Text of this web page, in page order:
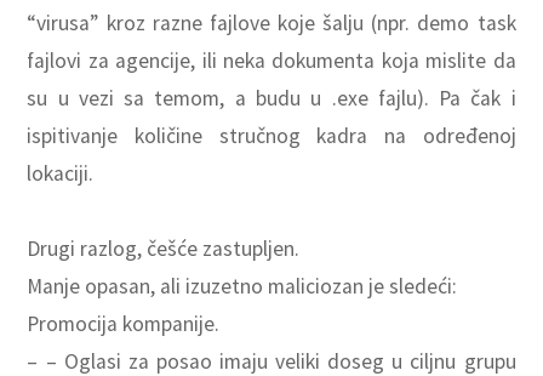
“virusa” kroz razne fajlove koje šalju (npr. demo task
fajlovi za agencije, ili neka dokumenta koja mislite da
su u vezi sa temom, a budu u .exe fajlu). Pa čak i
ispitivanje količine stručnog kadra na određenoj
lokaciji.
Drugi razlog, češće zastupljen.
Manje opasan, ali izuzetno maliciozan je sledeći:
Promocija kompanije.
– – Oglasi za posao imaju veliki doseg u ciljnu grupu